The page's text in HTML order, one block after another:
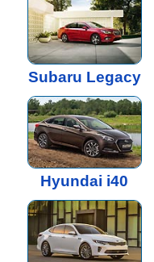
Subaru Legacy
Hyundai i40